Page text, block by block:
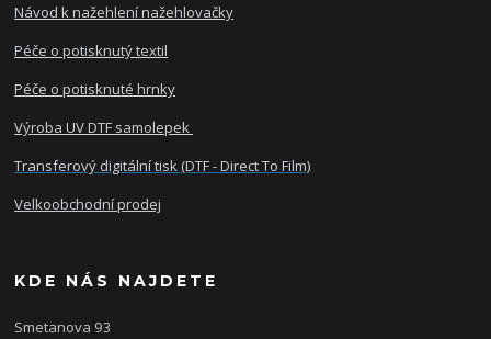
Návod k nažehlení nažehlovačky
Péče o potisknutý textil
Péče o potisknuté hrnky
Výroba UV DTF samolepek
Transferový digitální tisk (DTF - Direct To Film)
Velkoobchodní prodej
KDE NÁS NAJDETE
Smetanova 93